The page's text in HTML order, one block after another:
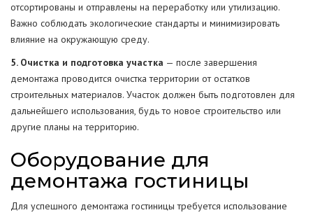
отсортированы и отправлены на переработку или утилизацию.
Важно соблюдать экологические стандарты и минимизировать
влияние на окружающую среду.
5. Очистка и подготовка участка — после завершения
демонтажа проводится очистка территории от остатков
строительных материалов. Участок должен быть подготовлен для
дальнейшего использования, будь то новое строительство или
другие планы на территорию.
Оборудование для
демонтажа гостиницы
Для успешного демонтажа гостиницы требуется использование